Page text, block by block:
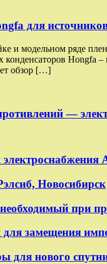
для
и модельном ряде
Hongfa –
обзор […]
—
Новосибирск
при
для замещения
нового